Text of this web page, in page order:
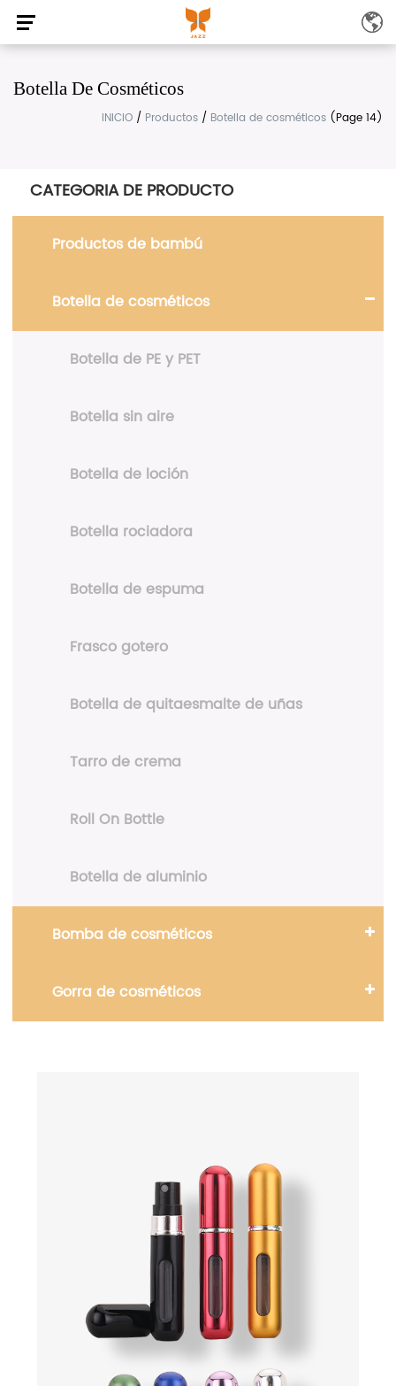
Botella De Cosméticos
INICIO / Productos / Botella de cosméticos (Page 14)
CATEGORIA DE PRODUCTO
Productos de bambú
Botella de cosméticos
Botella de PE y PET
Botella sin aire
Botella de loción
Botella rociadora
Botella de espuma
Frasco gotero
Botella de quitaesmalte de uñas
Tarro de crema
Roll On Bottle
Botella de aluminio
Bomba de cosméticos
Gorra de cosméticos